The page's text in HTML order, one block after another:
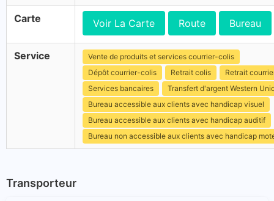
Carte Voir La Carte Route Bureau
Service
Vente de produits et services courrier-colis
Dépôt courrier-colis
Retrait colis
Retrait
Services bancaires
Transfert d'argent Western
Bureau accessible aux clients avec handicap visuel
Bureau accessible aux clients avec handicap auditif
Bureau non accessible aux clients avec handicap
Transporteur